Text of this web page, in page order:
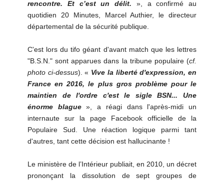
rencontre. Et c’est un délit. », a confirmé au
quotidien 20 Minutes, Marcel Authier, le directeur
départemental de la sécurité publique.
C'est lors du tifo géant d'avant match que les lettres
"B.S.N." sont apparues dans la tribune populaire (cf.
photo ci-dessus). « Vive la liberté d'expression, en
France en 2016, le plus gros problème pour le
maintien de l'ordre c'est le sigle BSN... Une
énorme blague», a réagi dans l'après-midi un
internaute sur la page Facebook officielle de la
Populaire Sud. Une réaction logique parmi tant
d'autres, tant cette décision est hallucinante !
Le ministère de l’Intérieur publiait, en 2010, un décret
prononçant la dissolution de sept groupes de